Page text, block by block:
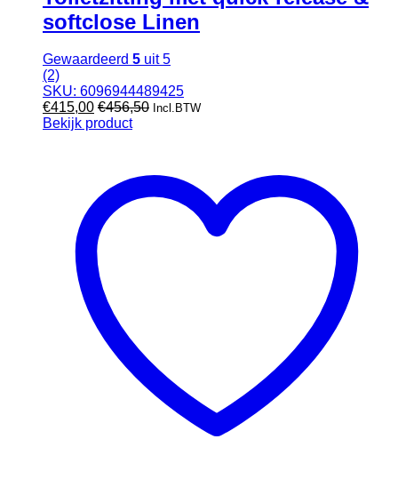
softclose Linen
Gewaardeerd 5 uit 5
(2)
SKU: 6096944489425
€415,00 €456,50 Incl.BTW
Bekijk product